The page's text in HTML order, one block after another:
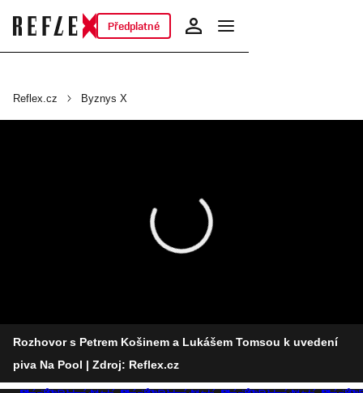
Předplatné
Reflex.cz Byznys X
Rozhovor s Petrem Košinem a Lukášem Tomsou k uvedení
piva Na Pool | Zdroj: Reflex.cz